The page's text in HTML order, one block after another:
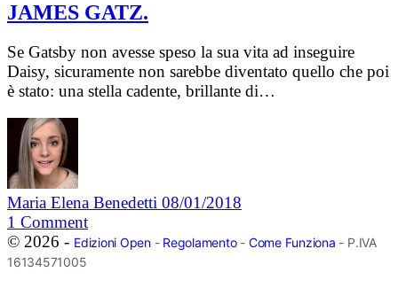
JAMES GATZ.
Se Gatsby non avesse speso la sua vita ad inseguire
Daisy, sicuramente non sarebbe diventato quello che poi
è stato: una stella cadente, brillante di…
Maria Elena Benedetti 08/01/2018
1 Comment
© 2026 - Edizioni Open- Regolamento- Come Funziona - P.IVA
16134571005